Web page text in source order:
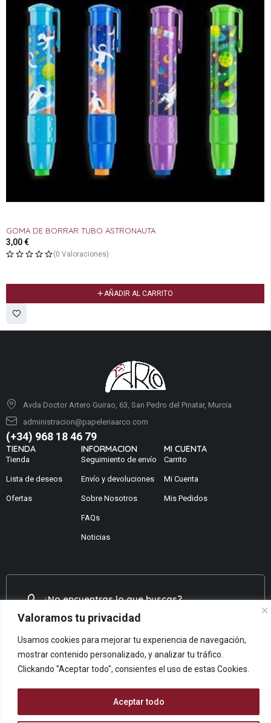
Valoramos tu privacidad
Usamos cookies para mejorar tu experiencia de navegación,
mostrar contenido personalizado, y analizar tu tráfico.
Clickando "Aceptar todo", consientes el uso de estas Cookies.
Aceptar todo
GOMA DE BORRAR TUBO ASTRONAUTA
3,00€
(0 Valoraciones)
AÑADIR AL CARRITO
Avda Doctor Artero Guirao, 63, San Pedro del Pinatar, Murcia
administracion@papeleriaarco.com
(+34) 968 18 46 79
TIENDA
Tienda
Lista de deseos
Ofertas
INFORMACION
Seguimiento de envío
Envío y devoluciones
Sobre Nosotros
FAQs
Noticias
MI CUENTA
Carrito
Mi Cuenta
Mis Pedidos
¿No encuentras lo que buscas?
Contáctanos
Centro De Ayuda
Queremos saber tu opinión
Dános Feedback